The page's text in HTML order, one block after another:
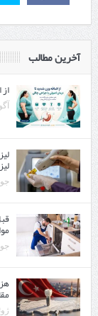
آخرین مطالب
ژوئن